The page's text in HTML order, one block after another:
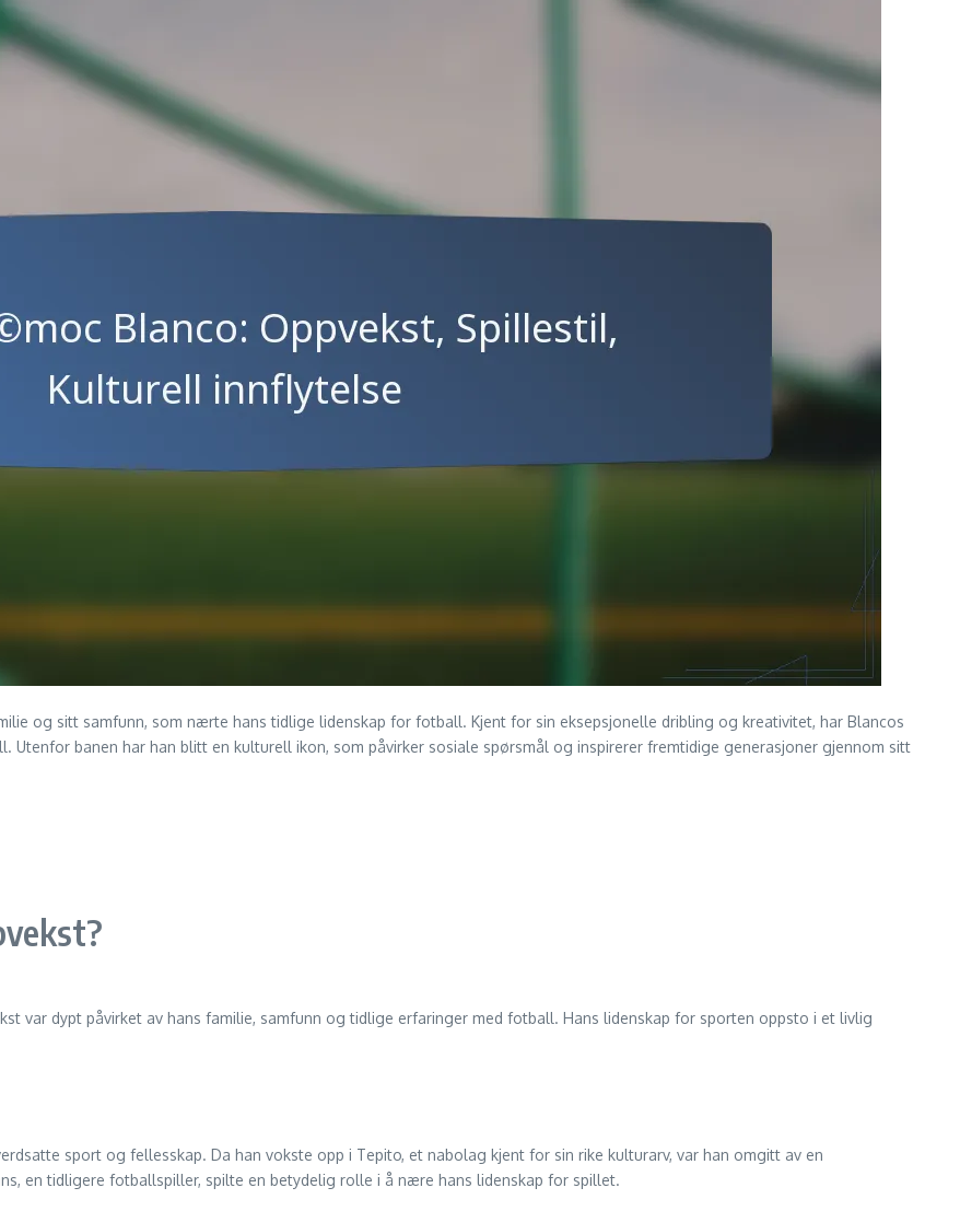
og sitt samfunn, som nærte hans tidlige lidenskap for fotball. Kjent for sin eksepsjonelle dribling og kreativitet, har Blancos
banen har han blitt en kulturell ikon, som påvirker sosiale spørsmål og inspirerer fremtidige generasjoner gjennom sitt
var dypt påvirket av hans familie, samfunn og tidlige erfaringer med fotball. Hans lidenskap for sporten oppsto i et livlig
sport og fellesskap. Da han vokste opp i Tepito, et nabolag kjent for sin rike kulturarv, var han omgitt av en
en tidligere fotballspiller, spilte en betydelig rolle i å nære hans lidenskap for spillet.